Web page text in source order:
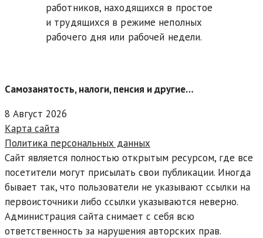
работников, находящихся в простое
и трудящихся в режиме неполных
рабочего дня или рабочей недели.
Самозанятость, налоги, пенсия и другие…
8 Август 2026
Карта сайта
Политика персональных данных
Сайт является полностью открытым ресурсом, где все
посетители могут присылать свои публикации. Иногда
бывает так, что пользователи не указывают ссылки на
первоисточники либо ссылки указываются неверно.
Администрация сайта снимает с себя всю
ответственность за нарушения авторских прав.